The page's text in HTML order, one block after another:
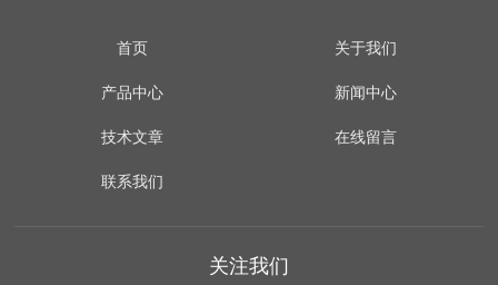
首页 关于我们
产品中心 新闻中心
技术文章 在线留言
联系我们
关注我们